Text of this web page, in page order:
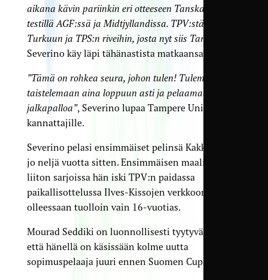
aikana kävin pariinkin eri otteeseen Tanskassa
testillä AGF:ssä ja Midtjyllandissa. TPV:stä siirryin
Turkuun ja TPS:n riveihin, josta nyt siis TamUun”
Severino käy läpi tähänastista matkaansa.
”Tämä on rohkea seura, johon tulen! Tulemme
taistelemaan aina loppuun asti ja pelaamaan hyvää
jalkapalloa”, Severino lupaa Tampere Unitedin
kannattajille.
Severino pelasi ensimmäiset pelinsä Kakkosessa
jo neljä vuotta sitten. Ensimmäisen maalinsa
liiton sarjoissa hän iski TPV:n paidassa
paikallisottelussa Ilves-Kissojen verkkoon,
olleessaan tuolloin vain 16-vuotias.
Mourad Seddiki on luonnollisesti tyytyväinen,
että hänellä on käsissään kolme uutta
sopimuspelaaja juuri ennen Suomen Cupin alkua.